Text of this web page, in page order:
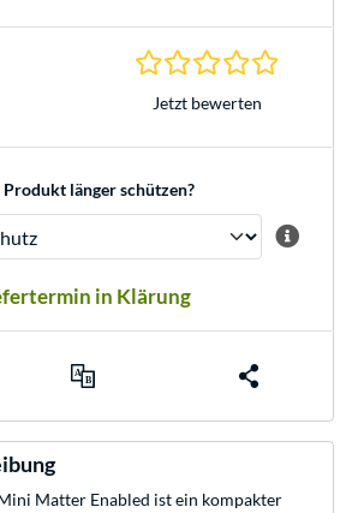
Jetzt bewerten
Produkt länger schützen?
in Klärung
Matter Enabled ist ein kompakter